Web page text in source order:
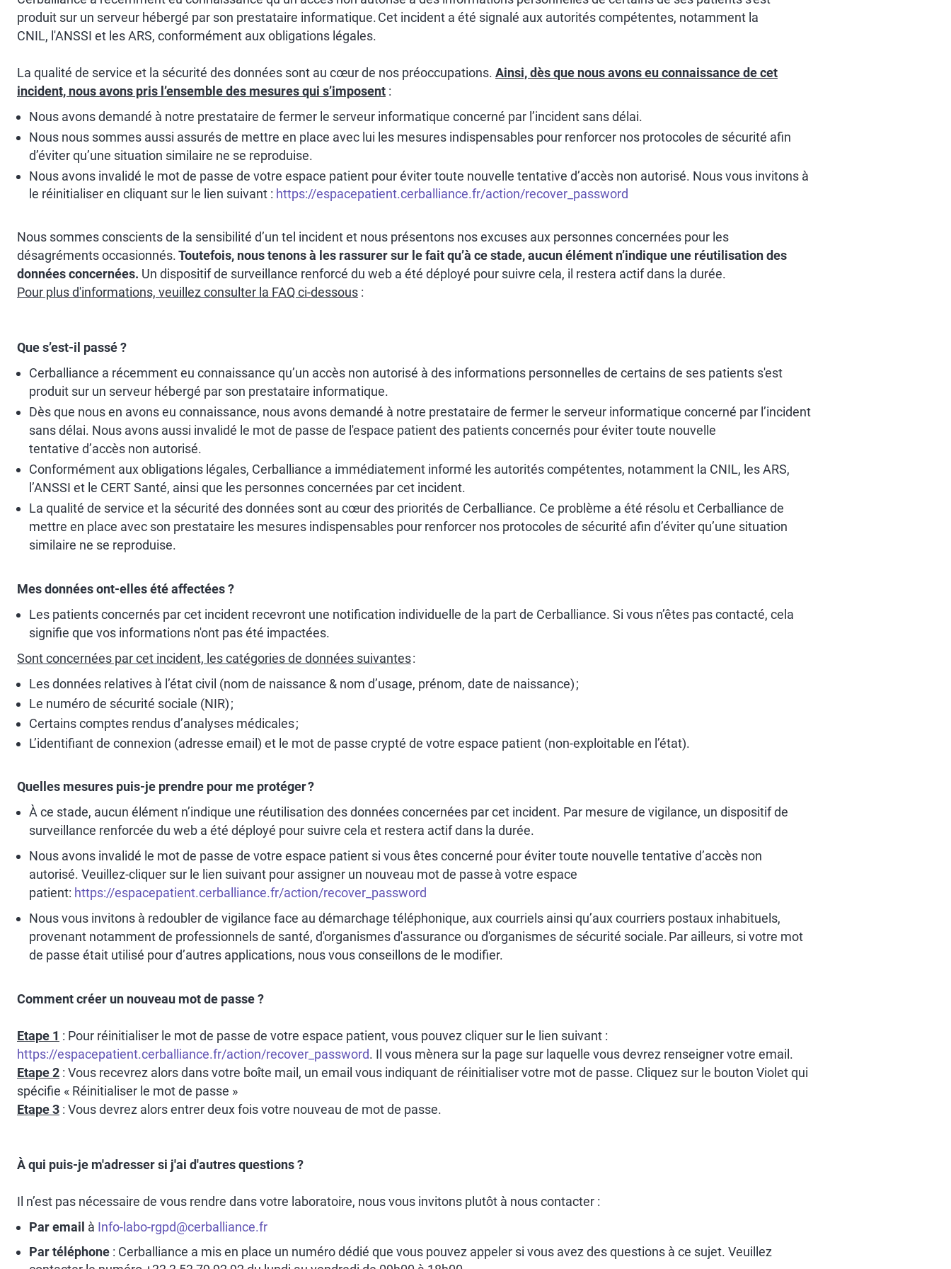
produit sur un serveur hébergé par son prestataire informatique. Cet incident a été signalé aux autorités compétentes, notamment la
CNIL, l'ANSSI et les ARS, conformément aux obligations légales.
La qualité de service et la sécurité des données sont au cœur de nos préoccupations. Ainsi, dès que nous avons eu connaissance de cet
incident, nous avons pris l’ensemble des mesures qui s’imposent :
Nous avons demandé à notre prestataire de fermer le serveur informatique concerné par l’incident sans délai.
Nous nous sommes aussi assurés de mettre en place avec lui les mesures indispensables pour renforcer nos protocoles de sécurité afin
d’éviter qu’une situation similaire ne se reproduise.
Nous avons invalidé le mot de passe de votre espace patient pour éviter toute nouvelle tentative d’accès non autorisé. Nous vous invitons à
le réinitialiser en cliquant sur le lien suivant : https://espacepatient.cerballiance.fr/action/recover_password
Nous sommes conscients de la sensibilité d’un tel incident et nous présentons nos excuses aux personnes concernées pour les
désagréments occasionnés.Toutefois, nous tenons à les rassurer sur le fait qu’à ce stade, aucun élément n’indique une réutilisation des
données concernées. Un dispositif de surveillance renforcé du web a été déployé pour suivre cela, il restera actif dans la durée.
Pour plus d'informations, veuillez consulter la FAQ ci-dessous :
Que s’est-il passé ?
Cerballiance a récemment eu connaissance qu’un accès non autorisé à des informations personnelles de certains de ses patients s'est
produit sur un serveur hébergé par son prestataire informatique.
Dès que nous en avons eu connaissance, nous avons demandé à notre prestataire de fermer le serveur informatique concerné par l’incident
sans délai. Nous avons aussi invalidé le mot de passe de l'espace patient des patients concernés pour éviter toute nouvelle
tentative d’accès non autorisé.
Conformément aux obligations légales, Cerballiance a immédiatement informé les autorités compétentes, notamment la CNIL, les ARS,
l’ANSSI et le CERT Santé, ainsi que les personnes concernées par cet incident.
La qualité de service et la sécurité des données sont au cœur des priorités de Cerballiance. Ce problème a été résolu et Cerballiance de
mettre en place avec son prestataire les mesures indispensables pour renforcer nos protocoles de sécurité afin d’éviter qu’une situation
similaire ne se reproduise.
Mes données ont-elles été affectées ?
Les patients concernés par cet incident recevront une notification individuelle de la part de Cerballiance. Si vous n’êtes pas contacté, cela
signifie que vos informations n'ont pas été impactées.
Sont concernées par cet incident, les catégories de données suivantes:
Les données relatives à l’état civil (nom de naissance & nom d’usage, prénom, date de naissance) ;
Le numéro de sécurité sociale (NIR) ;
Certains comptes rendus d’analyses médicales ;
L’identifiant de connexion (adresse email) et le mot de passe crypté de votre espace patient (non-exploitable en l’état).
Quelles mesures puis-je prendre pour me protéger ?
À ce stade, aucun élément n’indique une réutilisation des données concernées par cet incident. Par mesure de vigilance, un dispositif de
surveillance renforcée du web a été déployé pour suivre cela et restera actif dans la durée.
Nous avons invalidé le mot de passe de votre espace patient si vous êtes concerné pour éviter toute nouvelle tentative d’accès non
autorisé. Veuillez-cliquer sur le lien suivant pour assigner un nouveau mot de passe à votre espace
patient: https://espacepatient.cerballiance.fr/action/recover_password
Nous vous invitons à redoubler de vigilance face au démarchage téléphonique, aux courriels ainsi qu’aux courriers postaux inhabituels,
provenant notamment de professionnels de santé, d'organismes d'assurance ou d'organismes de sécurité sociale. Par ailleurs, si votre mot
de passe était utilisé pour d’autres applications, nous vous conseillons de le modifier.
Comment créer un nouveau mot de passe ?
Etape 1 : Pour réinitialiser le mot de passe de votre espace patient, vous pouvez cliquer sur le lien suivant :
https://espacepatient.cerballiance.fr/action/recover_password. Il vous mènera sur la page sur laquelle vous devrez renseigner votre email.
Etape 2 : Vous recevrez alors dans votre boîte mail, un email vous indiquant de réinitialiser votre mot de passe. Cliquez sur le bouton Violet qui
spécifie « Réinitialiser le mot de passe »
Etape 3 : Vous devrez alors entrer deux fois votre nouveau de mot de passe.
À qui puis-je m'adresser si j'ai d'autres questions ?
Il n’est pas nécessaire de vous rendre dans votre laboratoire, nous vous invitons plutôt à nous contacter :
Par email à Info-labo-rgpd@cerballiance.fr
Par téléphone : Cerballiance a mis en place un numéro dédié que vous pouvez appeler si vous avez des questions à ce sujet. Veuillez